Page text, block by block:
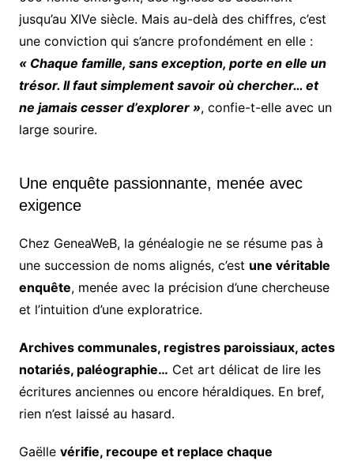
jusqu’au XIVe siècle. Mais au-delà des chiffres, c’est
une conviction qui s’ancre profondément en elle :
« Chaque famille, sans exception, porte en elle un
trésor. Il faut simplement savoir où chercher… et
ne jamais cesser d’explorer », confie-t-elle avec un
large sourire.
Une enquête passionnante, menée avec
exigence
Chez GeneaWeB, la généalogie ne se résume pas à
une succession de noms alignés, c’est une véritable
enquête, menée avec la précision d’une chercheuse
et l’intuition d’une exploratrice.
Archives communales, registres paroissiaux, actes
notariés, paléographie… Cet art délicat de lire les
écritures anciennes ou encore héraldiques. En bref,
rien n’est laissé au hasard.
Gaëlle vérifie, recoupe et replace chaque